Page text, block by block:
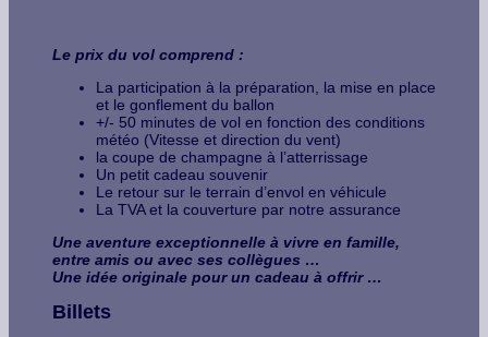
Le prix du vol comprend :
La participation à la préparation, la mise en place
et le gonflement du ballon
+/- 50 minutes de vol en fonction des conditions
météo (Vitesse et direction du vent)
la coupe de champagne à l’atterrissage
Un petit cadeau souvenir
Le retour sur le terrain d’envol en véhicule
La TVA et la couverture par notre assurance
Une aventure exceptionnelle à vivre en famille,
entre amis ou avec ses collègues …
Une idée originale pour un cadeau à offrir …
Billets